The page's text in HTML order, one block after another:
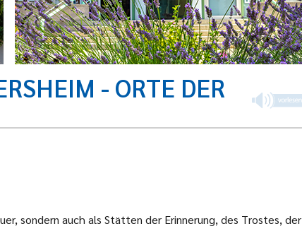
- ORTE DER
sondern auch als Stätten der Erinnerung, des Trostes, der